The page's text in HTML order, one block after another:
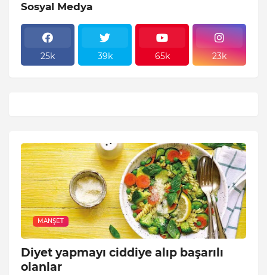
Sosyal Medya
25k 39k 65k 23k
MANŞET
Diyet yapmayı ciddiye alıp başarılı
olanlar